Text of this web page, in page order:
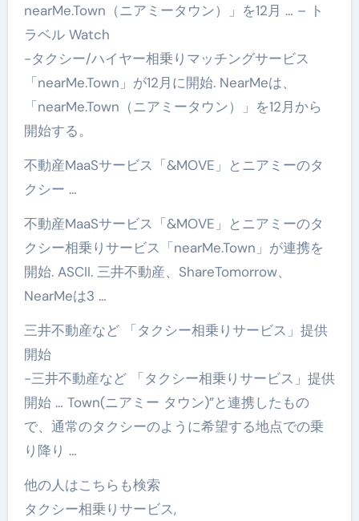
nearMe.Town（ニアミータウン）」を12月 … – ト
ラベル Watch
-タクシー/ハイヤー相乗りマッチングサービス
「nearMe.Town」が12月に開始. NearMeは、
「nearMe.Town（ニアミータウン）」を12月から
開始する。
不動産MaaSサービス「&MOVE」とニアミーのタ
クシー …
不動産MaaSサービス「&MOVE」とニアミーのタ
クシー相乗りサービス「nearMe.Town」が連携を
開始. ASCII. 三井不動産、ShareTomorrow、
NearMeは3 …
三井不動産など 「タクシー相乗りサービス」提供
開始
-三井不動産など 「タクシー相乗りサービス」提供
開始 … Town(ニアミー タウン)”と連携したもの
で、通常のタクシーのように希望する地点での乗
り降り …
他の人はこちらも検索
タクシー相乗りサービス,